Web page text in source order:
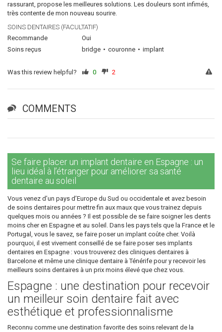
rassurant, propose les meilleures solutions. Les douleurs sont infimés,
très contente de mon nouveau sourire.
SOINS DENTAIRES (FACULTATIF)
Recommande
Oui
Soins reçus
bridge couronne implant
Was this review helpful? 0 2
COMMENTS
Se faire placer un implant dentaire en Espagne : un
lieu idéal à l’étranger pour améliorer sa santé
dentaire au soleil
Vous venez d’un pays d’Europe du Sud ou occidentale et avez besoin
de soins dentaires pour mettre fin aux maux que vous trainez depuis
quelques mois ou années ? Il est possible de se faire soigner les dents
moins cher en Espagne et au soleil. Dans les pays tels que la France et le
Portugal, vous le savez, se faire poser un implant coûte cher. Voilà
pourquoi, il est vivement conseillé de se faire poser ses implants
dentaires en Espagne : vous trouverez des cliniques dentaires à
Barcelone et même une clinique dentaire à Ténérife pour y recevoir les
meilleurs soins dentaires à un prix moins élevé que chez vous.
Espagne : une destination pour recevoir
un meilleur soin dentaire fait avec
esthétique et professionnalisme
Reconnu comme une destination favorite des soins relevant de la